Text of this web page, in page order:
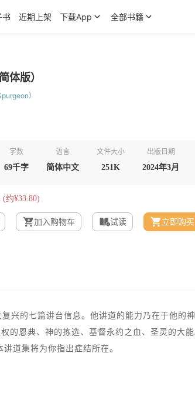
书 近期上架 下载App 全部书籍
体版）
）
字数
69千字
语言
简体中文
文件大小
251K
出版日期
2024年3月
(约¥33.80)
加入购物车 试读 立即购买
兴的七篇讲台信息。他讲道的能力乃在于他
的恩典、神的拣选、基督永约之血、圣灵的
讲道集将为你指出症结所在。